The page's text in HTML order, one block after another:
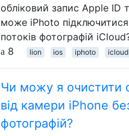
обліковий запис Apple ID
може iPhoto підключитися
потоків фотографій
8
lion ios iphoto icloud
Чи можу я очистити
від камери iPhone
фотографій?